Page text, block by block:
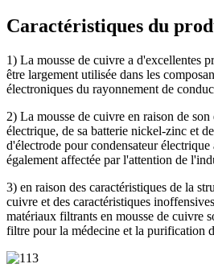
Caractéristiques du
1) La mousse de cuivre a d'excellentes
être largement utilisée dans les
électroniques du rayonnement de
2) La mousse de cuivre en raison de
électrique, de sa batterie nickel-zinc et
d'électrode pour condensateur électrique
également affectée par l'attention de
3) en raison des caractéristiques de la
cuivre et des caractéristiques
matériaux filtrants en mousse de cuivre
filtre pour la médecine et la purification